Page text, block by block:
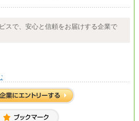
給264,000円／大学卒 月給250,000円／短
も給与に変更はございません
スで、安心と信頼をお届けする企業で